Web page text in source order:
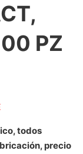
PZ
todos
precio